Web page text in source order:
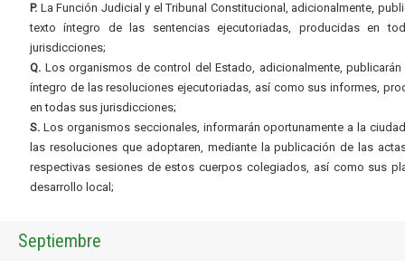
P. La Función Judicial y el Tribunal Constitucional, adicionalmente,
texto íntegro de las sentencias ejecutoriadas, producidas en
jurisdicciones;
Q. Los organismos de control del Estado, adicionalmente, publicarán
íntegro de las resoluciones ejecutoriadas, así como sus informes,
en todas sus jurisdicciones;
S. Los organismos seccionales, informarán oportunamente a la
las resoluciones que adoptaren, mediante la publicación de las
respectivas sesiones de estos cuerpos colegiados, así como sus
desarrollo local;
Septiembre